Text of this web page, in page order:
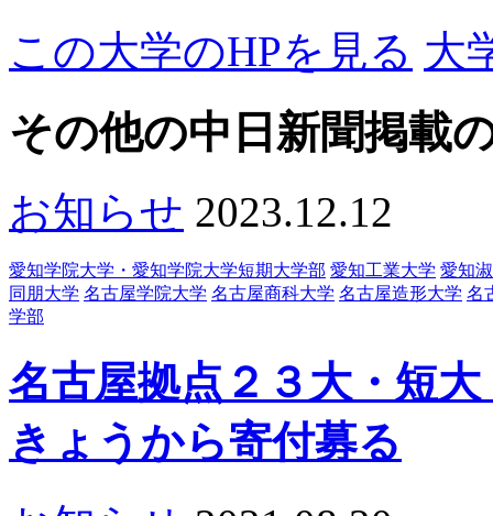
この大学のHPを見る 大
その他の中日新聞掲載
お知らせ 2023.12.12
愛知学院大学・愛知学院大学短期大学部 愛知工業大学 愛知
同朋大学 名古屋学院大学 名古屋商科大学 名古屋造形大学 名
学部
名古屋拠点２３大・短
きょうから寄付募る